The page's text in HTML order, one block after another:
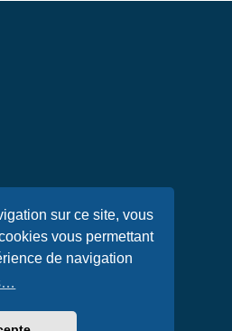
sur ce site, vous
vous permettant
de navigation